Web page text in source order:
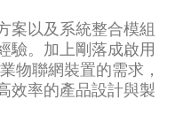
案以及系統整合模組
驗。加上剛落成啟用
物聯網裝置的需求，
效率的產品設計與製